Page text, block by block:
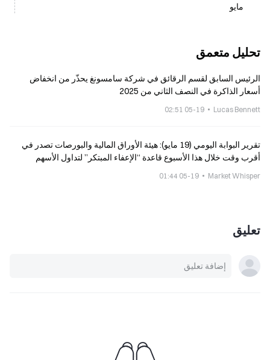
مايو
تحليل متعمق
الرئيس السابق لقسم الرقائق في شركة سامسونغ يحذّر من انخفاض
أسعار الذاكرة في النصف الثاني من 2025
Lucas Bennett
05-19 02:51
تقرير البوابة اليومي (19 مايو): هيئة الأوراق المالية والبورصات تصدر في
أقرب وقت خلال هذا الأسبوع قاعدة “الإعفاء المبتكر” لتداول الأسهم
Market Whisper
05-19 01:44
تعليق